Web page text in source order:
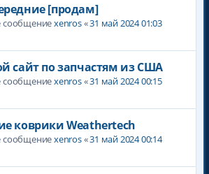
[продам]
сообщениеxenros«31 май 2024 01:03
сайт по запчастям из США
сообщениеxenros«31 май 2024 00:15
коврики Weathertech
сообщениеxenros«31 май 2024 00:14